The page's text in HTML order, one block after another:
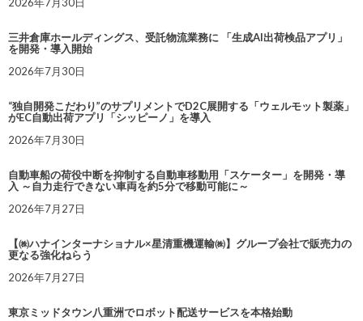
2026年7月30日
三井倉庫ホールディングス、受託物流業務に 「生成AI出荷検品アプリ」
を開発・導入開始
2026年7月30日
“独自開発こだわり”のサプリメントでD2C展開する「ウェルモット製薬」
がEC自動出荷アプリ「シッピーノ」を導入
2026年7月30日
自動車船の荷役中断を抑制する自動車移動用「スケーター」を開発・導
入 ～自力走行できない車両を約5分で移動可能に～
2026年7月27日
【㈱ハナインターナショナル×星清重機運輸㈱】グループ会社で販売力の
更なる強化ねらう
2026年7月27日
東京ミッドタウン八重洲でロボット配送サービスを本格始動